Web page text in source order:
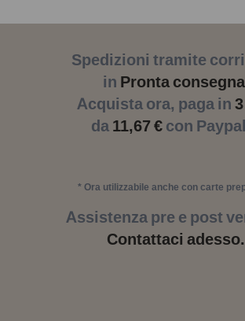
Spedizioni tramite
in Pronta
Acquista ora, paga in
da 11,67 € con
* Ora utilizzabile anche con carte
Assistenza pre e post
Contattaci adesso.